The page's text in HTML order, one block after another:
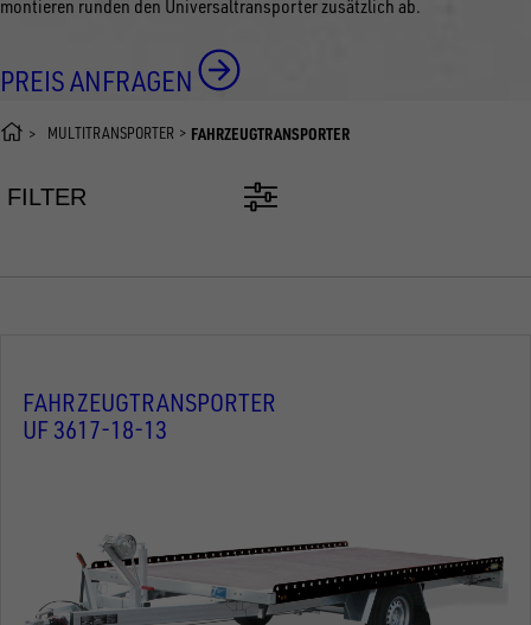
montieren runden den Universaltransporter zusätzlich ab.
PREIS ANFRAGEN
MULTITRANSPORTER FAHRZEUGTRANSPORTER
FILTER
FAHRZEUGTRANSPORTER
UF 3617-18-13